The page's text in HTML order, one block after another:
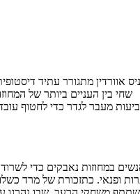
אוורדין מתגורר עתיד
מעבר לגדר כדי לחטוף
במחוזות נאבקים כדי
ופנאי. כתזכורת של מרד